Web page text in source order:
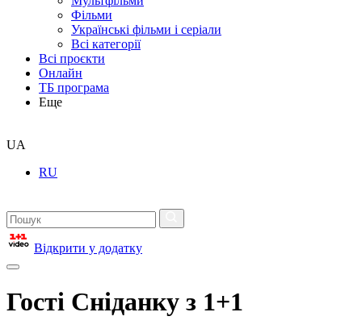
Фільми
Українські фільми і серіали
Всі категорії
Всі проєкти
Онлайн
ТБ програма
Еще
UA
RU
Відкрити у додатку
Гості Сніданку з 1+1